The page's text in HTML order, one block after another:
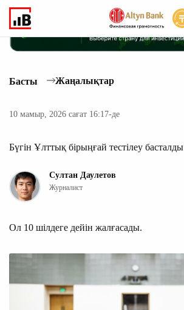
Басты Жаңалықтар
10 мамыр, 2026 сағат 16:17-де
Бүгін Ұлттық бірыңғай тестілеу басталды
Султан Даулетов
Журналист
Ол 10 шілдеге дейін жалғасады.